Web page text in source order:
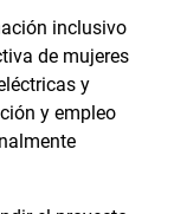
inclusivo
de mujeres
y
y empleo